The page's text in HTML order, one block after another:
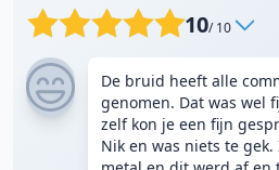
10/ 10
De bruid heeft alle
genomen. Dat was wel
zelf kon je een fijn
Nik en was niets te